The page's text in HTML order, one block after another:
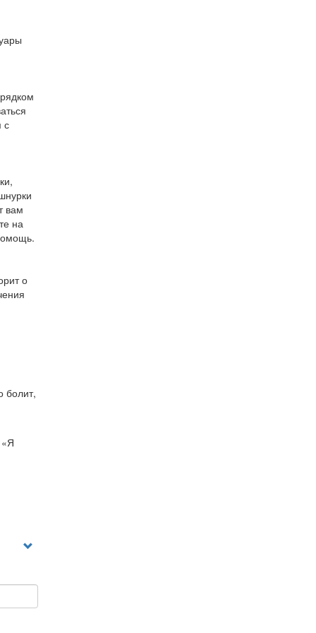
с
вам
на
о
болит,
«Я